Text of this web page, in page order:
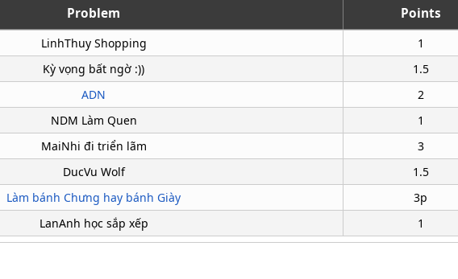
Problem Points
LinhThuy Shopping 1
Kỳ vọng bất ngờ :))
1.5
ADN
2
NDM Làm Quen
1
MaiNhi đi triển lãm
3
DucVu Wolf
1.5
Làm bánh Chưng hay bánh Giày
3p
LanAnh học sắp xếp
1